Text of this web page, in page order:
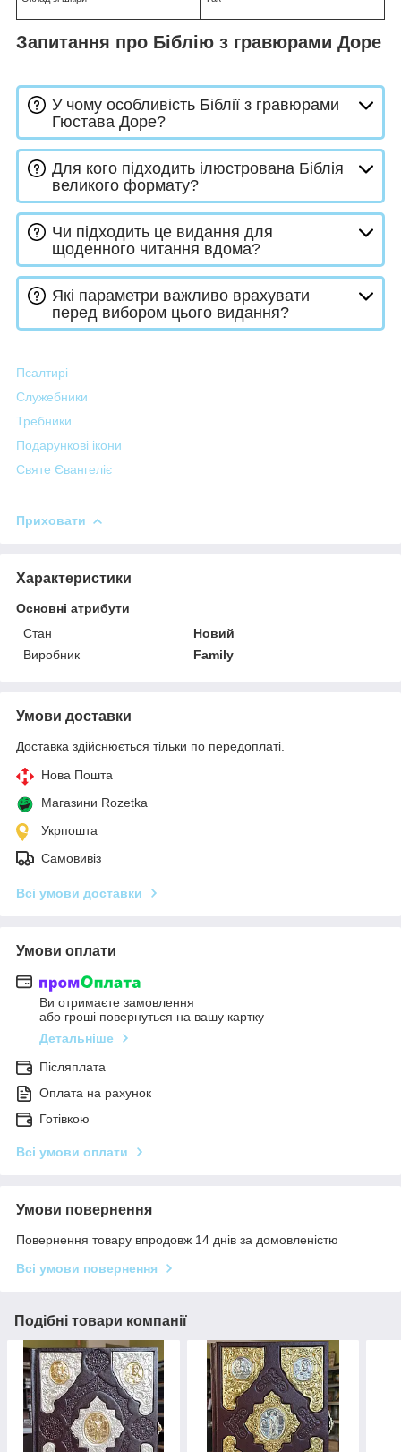
Запитання про Біблію з гравюрами Доре
У чому особливість Біблії з гравюрами
Гюстава Доре?
Для кого підходить ілюстрована Біблія
великого формату?
Чи підходить це видання для
щоденного читання вдома?
Які параметри важливо врахувати
перед вибором цього видання?
Псалтирі
Служебники
Требники
Подарункові ікони
Святе Євангеліє
Приховати
Характеристики
Основні атрибути
Стан
Новий
Виробник
Family
Умови доставки
Доставка здійснюється тільки по передоплаті.
Нова Пошта
Магазини Rozetka
Укрпошта
Самовивіз
Всі умови доставки
Умови оплати
Ви отримаєте замовлення
або гроші повернуться на вашу картку
Детальніше
Післяплата
Оплата на рахунок
Готівкою
Всі умови оплати
Умови повернення
Повернення товару впродовж 14 днів за домовленістю
Всі умови повернення
Подібні товари компанії